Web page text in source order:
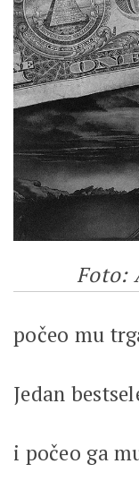
Foto:
počeo mu
Jedan
i počeo ga